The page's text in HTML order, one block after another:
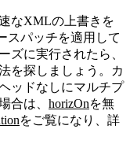
なXMLの上書きを
スパッチを適用して
ズに実行されたら、
を探しましょう。カ
ッドなしにマルチプ
合は、 horizOnを無
をご覧になり、詳